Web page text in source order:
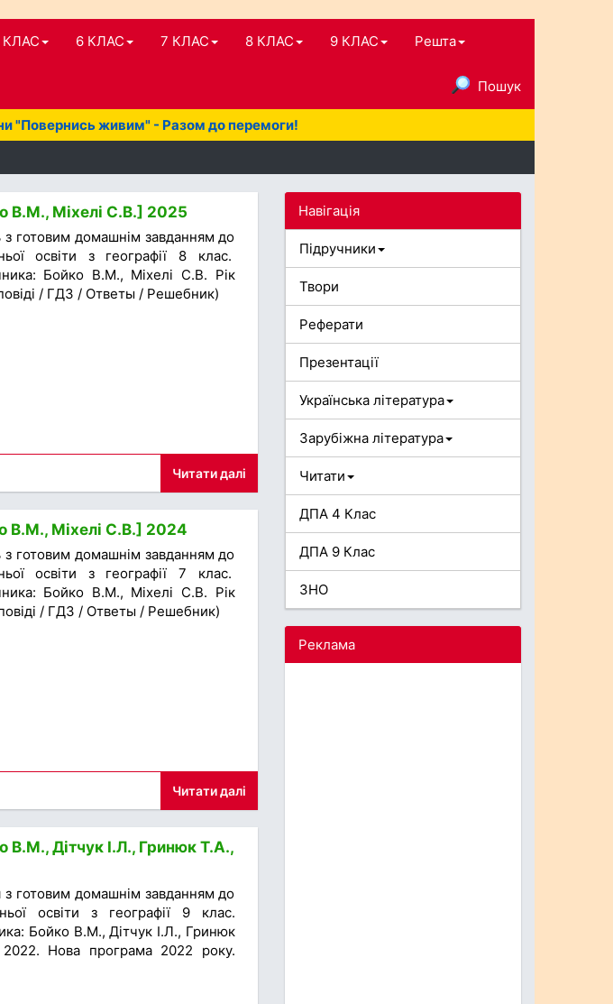
КЛАС 6 КЛАС 7 КЛАС 8 КЛАС 9 КЛАС Решта
Пошук
"Повернись живим" - Разом до перемоги!
В.М., Міхелі С.В.] 2025
готовим домашнім завданням до
освіти з географії 8 клас.
Бойко В.М., Міхелі С.В. Рік
/ ГДЗ / Ответы / Решебник)
Читати далі
В.М., Міхелі С.В.] 2024
готовим домашнім завданням до
освіти з географії 7 клас.
Бойко В.М., Міхелі С.В. Рік
/ ГДЗ / Ответы / Решебник)
Читати далі
В.М., Дітчук І.Л., Гринюк Т.А.,
готовим домашнім завданням до
освіти з географії 9 клас.
Бойко В.М., Дітчук І.Л., Гринюк
Нова програма 2022 року.
Навігація
Підручники
Твори
Реферати
Презентації
Українська література
Зарубіжна література
Читати
ДПА 4 Клас
ДПА 9 Клас
ЗНО
Реклама